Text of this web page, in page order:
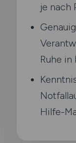
je nach
Ruhe
Hilfe-